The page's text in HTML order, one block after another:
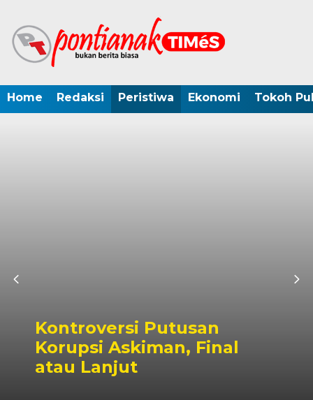
Home Redaksi Peristiwa Ekonomi Tokoh
Kite Antar, Aplikasi Lokal
Kalbar Tantang Dominasi
Ojol Nasional